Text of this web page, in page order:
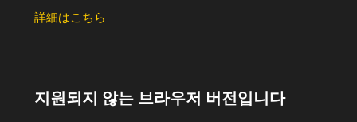
詳細はこちら
지원되지 않는 브라우저 버전입니다